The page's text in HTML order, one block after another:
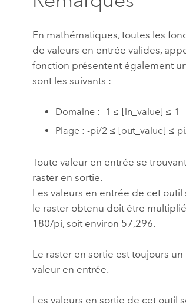
En mathématiques, toutes les
de valeurs en entrée valides,
fonction présentent également
sont les suivants :
Domaine : -1 ≤ [in_value] ≤ 1
Plage : -pi/2 ≤ [out_value] ≤
Toute valeur en entrée se
raster en sortie.
Les valeurs en entrée de cet
le raster obtenu doit être
180/pi, soit environ 57,296.
Le raster en sortie est toujours
valeur en entrée.
Les valeurs en sortie de cet outil